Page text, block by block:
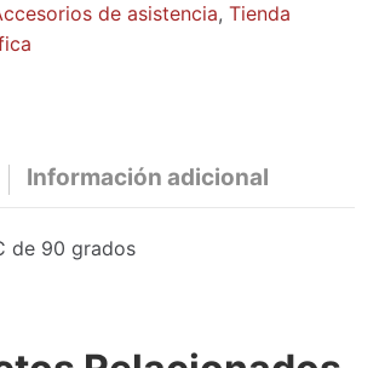
de asistencia, Tienda
Información adicional
de 90 grados